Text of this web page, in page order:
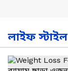
লাইফ স্টাইল